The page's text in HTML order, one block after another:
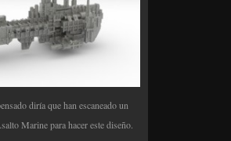
diría que han escaneado un
Marine para hacer este diseño.